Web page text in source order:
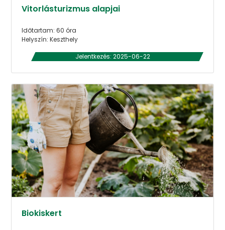
Vitorlásturizmus alapjai
Időtartam: 60 óra
Helyszín: Keszthely
Jelentkezés: 2025-06-22
Biokiskert